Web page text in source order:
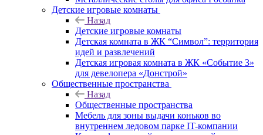
Детские игровые комнаты
Назад
Детские игровые комнаты
Детская комната в ЖК “Символ”: территория
идей и развлечений
Детская игровая комната в ЖК «Событие 3»
для девелопера «Донстрой»
Общественные пространства
Назад
Общественные пространства
Мебель для зоны выдачи коньков во
внутреннем ледовом парке IT-компании